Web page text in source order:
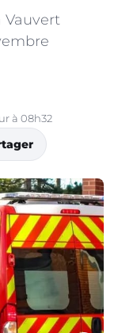
Vauvert
à 08h32